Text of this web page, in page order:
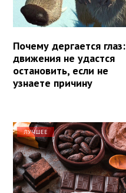
Почему дергается глаз:
движения не удастся
остановить, если не
узнаете причину
ЛУЧШЕЕ